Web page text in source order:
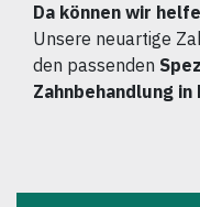
Da können wir
Unsere neuartige
den passenden
Zahnbehandlung